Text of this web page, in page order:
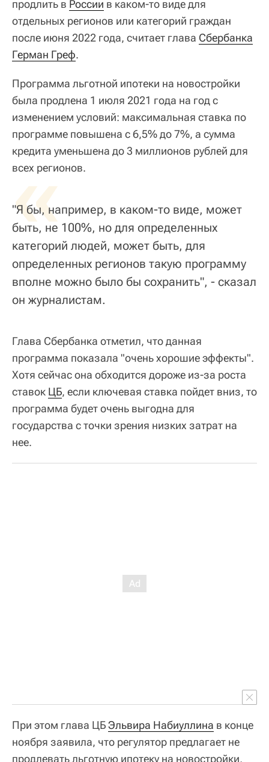
продлить в России в каком-то виде для
отдельных регионов или категорий граждан
после июня 2022 года, считает глава Сбербанка
Герман Греф.
Программа льготной ипотеки на новостройки
была продлена 1 июля 2021 года на год с
изменением условий: максимальная ставка по
программе повышена с 6,5% до 7%, а сумма
кредита уменьшена до 3 миллионов рублей для
всех регионов.
«
"Я бы, например, в каком-то виде, может
быть, не 100%, но для определенных
категорий людей, может быть, для
определенных регионов такую программу
вполне можно было бы сохранить", - сказал
он журналистам.
Глава Сбербанка отметил, что данная
программа показала "очень хорошие эффекты".
Хотя сейчас она обходится дороже из-за роста
ставок ЦБ, если ключевая ставка пойдет вниз, то
программа будет очень выгодна для
государства с точки зрения низких затрат на
нее.
При этом глава ЦБЭльвира Набиуллина в конце
ноября заявила, что регулятор предлагает не
продлевать льготную ипотеку на новостройки,